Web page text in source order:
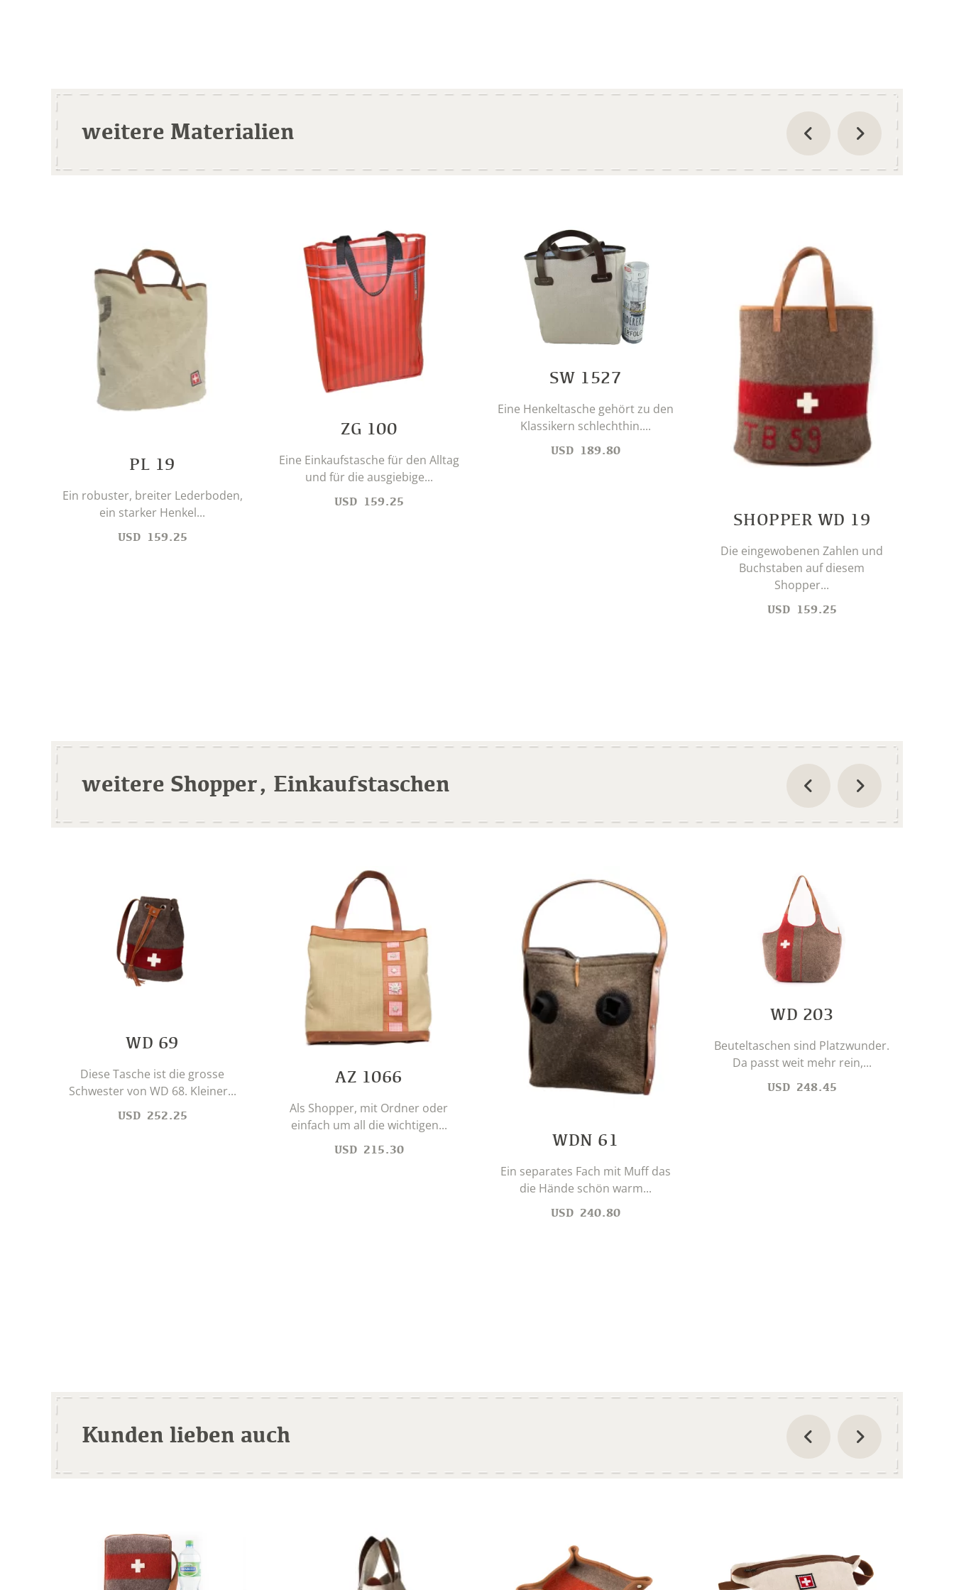
weitere Materialien
PL 19
Ein robuster, breiter Lederboden,
ein starker Henkel...
USD 159.25
ZG 100
Eine Einkaufstasche für den Alltag
und für die ausgiebige...
USD 159.25
SW 1527
Eine Henkeltasche gehört zu den
Klassikern schlechthin....
USD 189.80
SHOPPER WD 19
Die eingewobenen Zahlen und
Buchstaben auf diesem
Shopper...
USD 159.25
weitere Shopper, Einkaufstaschen
WD 69
Diese Tasche ist die grosse
Schwester von WD 68. Kleiner...
USD 252.25
AZ 1066
Als Shopper, mit Ordner oder
einfach um all die wichtigen...
USD 215.30 WDN 61
Ein separates Fach mit Muff das
die Hände schön warm...
USD 240.80
WD 203
Beuteltaschen sind Platzwunder.
Da passt weit mehr rein,...
USD 248.45
Kunden lieben auch